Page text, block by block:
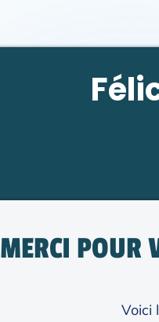
MERCI POUR
Voici